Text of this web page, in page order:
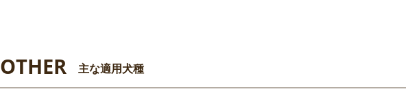
OTHER 主な適用犬種